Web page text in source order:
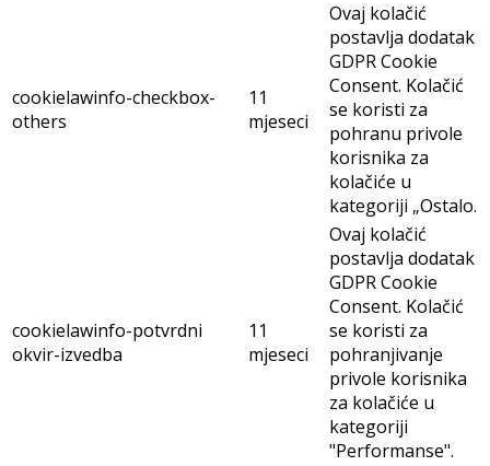
cookielawinfo-checkbox-
others
11
mjeseci
Ovaj kolačić
postavlja dodatak
GDPR Cookie
Consent. Kolačić
se koristi za
pohranu privole
korisnika za
kolačiće u
kategoriji „Ostalo.
cookielawinfo-potvrdni
okvir-izvedba
11
mjeseci
Ovaj kolačić
postavlja dodatak
GDPR Cookie
Consent. Kolačić
se koristi za
pohranjivanje
privole korisnika
za kolačiće u
kategoriji
"Performanse".